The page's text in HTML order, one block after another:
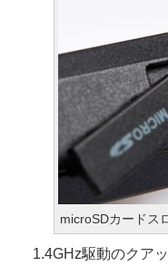
microSDカードス
1.4GHz駆動のクア